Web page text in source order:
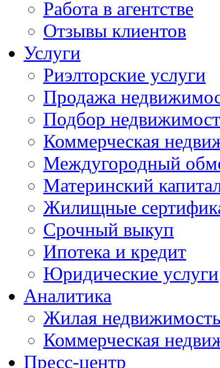
Работа в агентстве
Отзывы клиентов
Услуги
Риэлторские услуги
Продажа
Подбор
Коммерческая
Междугородный
Материнский
Жилищные
Срочный выкуп
Ипотека и кредит
Юридические услуги
Аналитика
Жилая
Коммерческая
Пресс-центр